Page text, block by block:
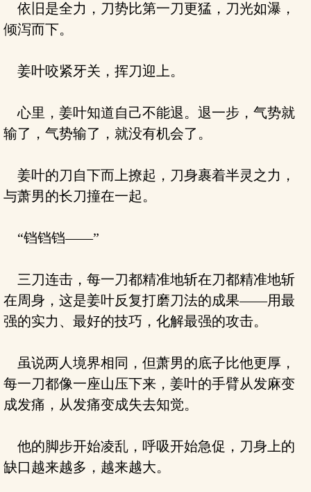
依旧是全力，刀势比第一刀更猛，刀光如瀑，
倾泻而下。
姜叶咬紧牙关，挥刀迎上。
心里，姜叶知道自己不能退。退一步，气势就
输了，气势输了，就没有机会了。
姜叶的刀自下而上撩起，刀身裹着半灵之力，
与萧男的长刀撞在一起。
“铛铛铛——”
三刀连击，每一刀都精准地斩在刀都精准地斩
在周身，这是姜叶反复打磨刀法的成果——用最
强的实力、最好的技巧，化解最强的攻击。
虽说两人境界相同，但萧男的底子比他更厚，
每一刀都像一座山压下来，姜叶的手臂从发麻变
成发痛，从发痛变成失去知觉。
他的脚步开始凌乱，呼吸开始急促，刀身上的
缺口越来越多，越来越大。